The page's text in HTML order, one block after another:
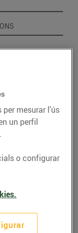
mesurar l’ús
un perfil
o configurar